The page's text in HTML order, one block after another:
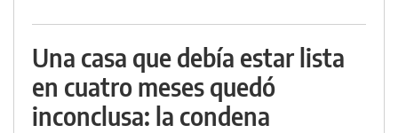
Una casa que debía estar lista
en cuatro meses quedó
inconclusa: la condena